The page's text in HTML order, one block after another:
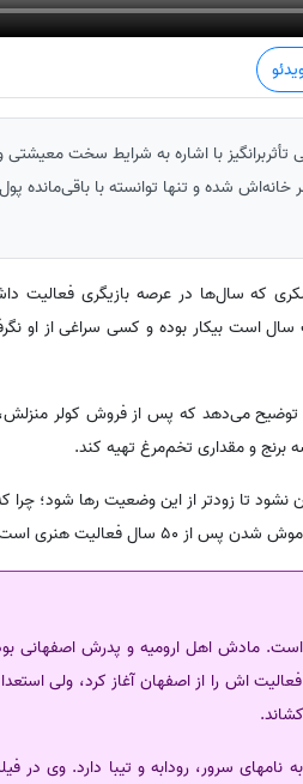
تأثربرانگیز با اشاره به شرایط سخت
شده و تنها توانسته با باقی‌مانده
که سال‌ها در عرصه بازیگری فعالیت
است بیکار بوده و کسی سراغی از او
می‌دهد که پس از فروش کولر
برنج و مقداری تخم‌مرغ تهیه کند.
نشود تا زودتر از این وضعیت رها شود؛ چرا
فعالیت هنری است.
سینما و تلویزیون زاده 21 شهریور 1337 در ارومیه است. مادش اهل ارومیه
اش را از اصفهان آغاز کرد، ولی
سرور، رودابه و تیبا دارد. وی در